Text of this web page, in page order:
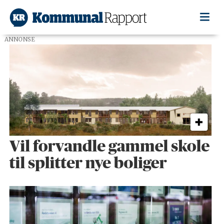
Tag:
boliger
ANNONSE
Vil forvandle gammel skole
til splitter nye boliger